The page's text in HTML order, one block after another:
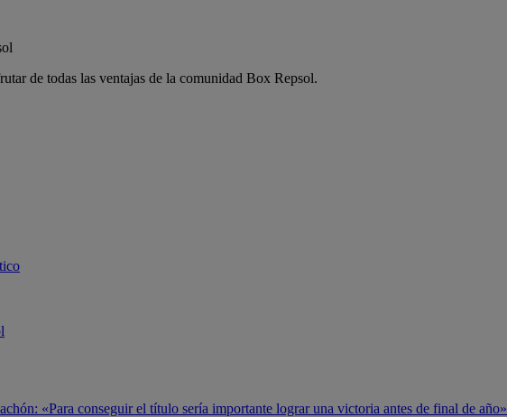
de todas las ventajas de la comunidad Box Repsol.
«Para conseguir el título sería importante lograr una victoria antes de final de año»